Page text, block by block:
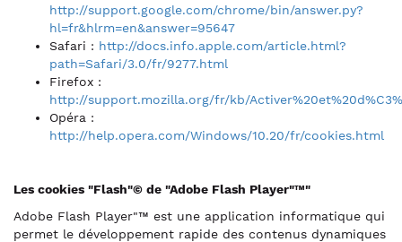
http://support.google.com/chrome/bin/answer.py?
hl=fr&hlrm=en&answer=95647
Safari : http://docs.info.apple.com/article.html?
path=Safari/3.0/fr/9277.html
Firefox :
http://support.mozilla.org/fr/kb/
Opéra :
http://help.opera.com/Windows/10.20/fr/cookies.html
Les cookies "Flash"© de "Adobe Flash Player"™"
Adobe Flash Player"™ est une application informatique qui
permet le développement rapide des contenus dynamiques